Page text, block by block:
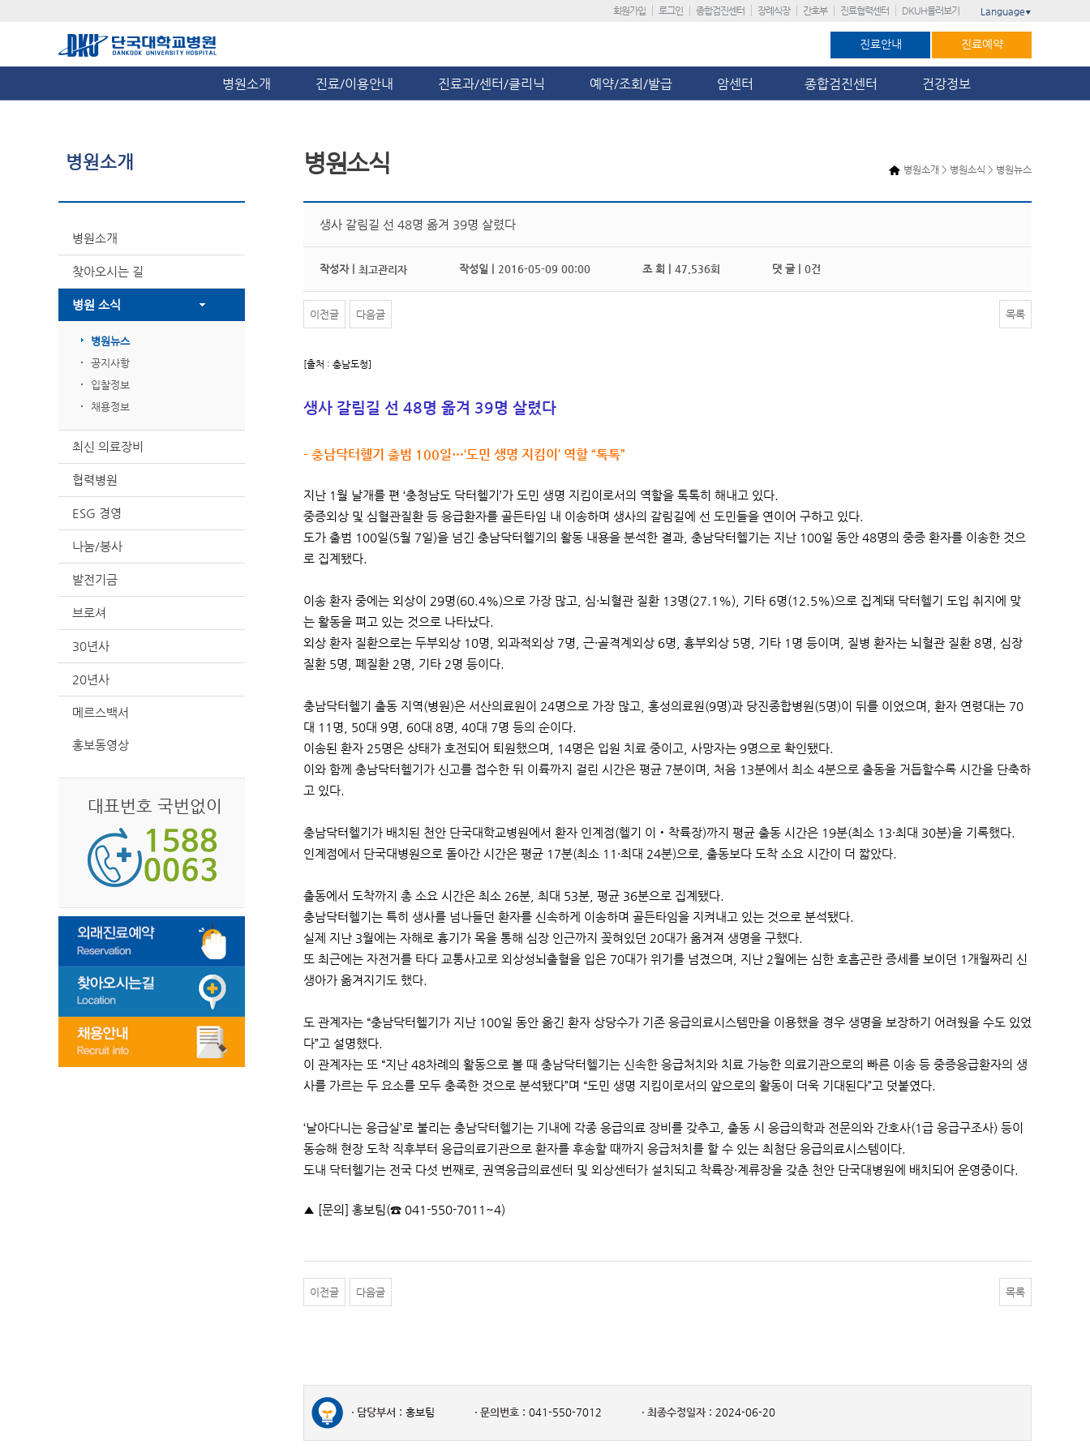
회원가입 로그인 종합검진센터 장례식장 간호부 진료협력센터 DKUH둘러보기 Language ▼
진료안내 진료예약
병원소개 진료/이용안내 진료과/센터/클리닉 예약/조회/발급 암센터 종합검진센터 건강정보
병원소개
병원소개
찾아오시는 길
병원 소식
병원뉴스
공지사항
입찰정보
채용정보
최신 의료장비
협력병원
ESG 경영
나눔/봉사
발전기금
브로셔
30년사
20년사
메르스백서
홍보동영상
대표번호 국번없이
병원소개 > 병원소식 > 병원뉴스
병원소식
생사 갈림길 선 48명 옮겨 39명 살렸다
작성자 | 최고관리자 작성일 | 2016-05-09 00:00 조 회 | 47,536회 댓 글 | 0건
이전글 다음글 목록
[출처 : 충남도청]
생사 갈림길 선 48명 옮겨 39명 살렸다
- 충남닥터헬기 출범 100일…‘도민 생명 지킴이’ 역할 “톡톡”
지난 1월 날개를 편 ‘충청남도 닥터헬기’가 도민 생명 지킴이로서의 역할을 톡톡히 해내고 있다.
중증외상 및 심혈관질환 등 응급환자를 골든타임 내 이송하며 생사의 갈림길에 선 도민들을 연이어 구하고 있다.
도가 출범 100일(5월 7일)을 넘긴 충남닥터헬기의 활동 내용을 분석한 결과, 충남닥터헬기는 지난 100일 동안 48명의 중증 환자를 이송한 것으
로 집계됐다.
이송 환자 중에는 외상이 29명(60.4%)으로 가장 많고, 심·뇌혈관 질환 13명(27.1%), 기타 6명(12.5%)으로 집계돼 닥터헬기 도입 취지에 맞
는 활동을 펴고 있는 것으로 나타났다.
외상 환자 질환으로는 두부외상 10명, 외과적외상 7명, 근·골격계외상 6명, 흉부외상 5명, 기타 1명 등이며, 질병 환자는 뇌혈관 질환 8명, 심장
질환 5명, 폐질환 2명, 기타 2명 등이다.
충남닥터헬기 출동 지역(병원)은 서산의료원이 24명으로 가장 많고, 홍성의료원(9명)과 당진종합병원(5명)이 뒤를 이었으며, 환자 연령대는 70
대 11명, 50대 9명, 60대 8명, 40대 7명 등의 순이다.
이송된 환자 25명은 상태가 호전되어 퇴원했으며, 14명은 입원 치료 중이고, 사망자는 9명으로 확인됐다.
이와 함께 충남닥터헬기가 신고를 접수한 뒤 이륙까지 걸린 시간은 평균 7분이며, 처음 13분에서 최소 4분으로 출동을 거듭할수록 시간을 단축하
고 있다.
충남닥터헬기가 배치된 천안 단국대학교병원에서 환자 인계점(헬기 이‧착륙장)까지 평균 출동 시간은 19분(최소 13·최대 30분)을 기록했다.
인계점에서 단국대병원으로 돌아간 시간은 평균 17분(최소 11·최대 24분)으로, 출동보다 도착 소요 시간이 더 짧았다.
출동에서 도착까지 총 소요 시간은 최소 26분, 최대 53분, 평균 36분으로 집계됐다.
충남닥터헬기는 특히 생사를 넘나들던 환자를 신속하게 이송하며 골든타임을 지켜내고 있는 것으로 분석됐다.
실제 지난 3월에는 자해로 흉기가 목을 통해 심장 인근까지 꽂혀있던 20대가 옮겨져 생명을 구했다.
또 최근에는 자전거를 타다 교통사고로 외상성뇌출혈을 입은 70대가 위기를 넘겼으며, 지난 2월에는 심한 호흡곤란 증세를 보이던 1개월짜리 신
생아가 옮겨지기도 했다.
도 관계자는 “충남닥터헬기가 지난 100일 동안 옮긴 환자 상당수가 기존 응급의료시스템만을 이용했을 경우 생명을 보장하기 어려웠을 수도 있었
다”고 설명했다.
이 관계자는 또 “지난 48차례의 활동으로 볼 때 충남닥터헬기는 신속한 응급처치와 치료 가능한 의료기관으로의 빠른 이송 등 중증응급환자의 생
사를 가르는 두 요소를 모두 충족한 것으로 분석됐다”며 “도민 생명 지킴이로서의 앞으로의 활동이 더욱 기대된다”고 덧붙였다.
‘날아다니는 응급실’로 불리는 충남닥터헬기는 기내에 각종 응급의료 장비를 갖추고, 출동 시 응급의학과 전문의와 간호사(1급 응급구조사) 등이
동승해 현장 도착 직후부터 응급의료기관으로 환자를 후송할 때까지 응급처치를 할 수 있는 최첨단 응급의료시스템이다.
도내 닥터헬기는 전국 다섯 번째로, 권역응급의료센터 및 외상센터가 설치되고 착륙장·계류장을 갖춘 천안 단국대병원에 배치되어 운영중이다.
▲ [문의] 홍보팀(☎ 041-550-7011~4)
이전글 다음글 목록
담당부서 : 홍보팀 문의번호 : 041-550-7012 최종수정일자 : 2024-06-20